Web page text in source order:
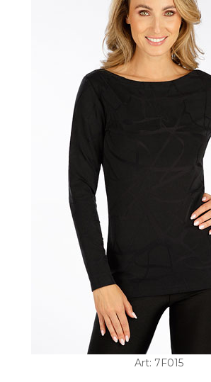
Art: 7F015